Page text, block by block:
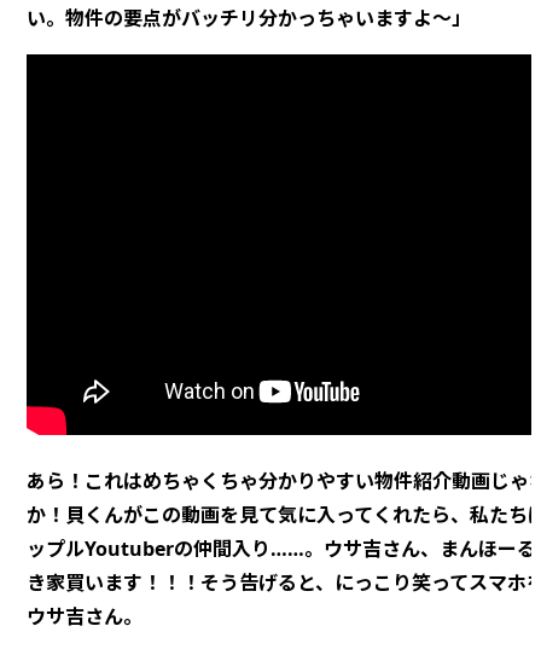
い。物件の要点がバッチリ分かっちゃいますよ～」
あら！これはめちゃくちゃ分かりやすい物件紹介動画じゃ
か！貝くんがこの動画を見て気に入ってくれたら、私たち
ップルYoutuberの仲間入り……。ウサ吉さん、まんほーる
き家買います！！！そう告げると、にっこり笑ってスマホ
ウサ吉さん。